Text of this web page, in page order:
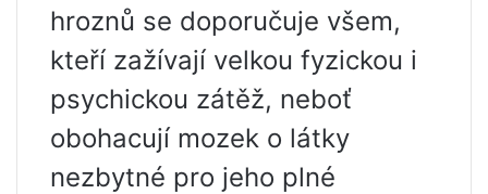
hroznů se doporučuje všem,
kteří zažívají velkou fyzickou i
psychickou zátěž, neboť
obohacují mozek o látky
nezbytné pro jeho plné